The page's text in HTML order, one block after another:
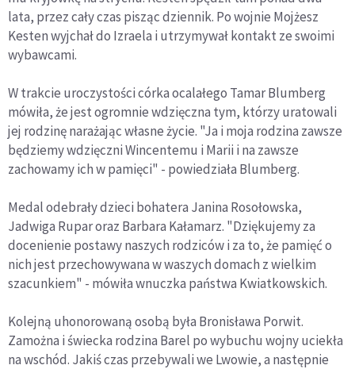
lata, przez cały czas pisząc dziennik. Po wojnie Mojżesz
Kesten wyjchał do Izraela i utrzymywał kontakt ze swoimi
wybawcami.
W trakcie uroczystości córka ocalałego Tamar Blumberg
mówiła, że jest ogromnie wdzięczna tym, którzy uratowali
jej rodzinę narażając własne życie. "Ja i moja rodzina zawsze
będziemy wdzięczni Wincentemu i Marii i na zawsze
zachowamy ich w pamięci" - powiedziała Blumberg.
Medal odebrały dzieci bohatera Janina Rosołowska,
Jadwiga Rupar oraz Barbara Kałamarz. "Dziękujemy za
docenienie postawy naszych rodziców i za to, że pamięć o
nich jest przechowywana w waszych domach z wielkim
szacunkiem" - mówiła wnuczka państwa Kwiatkowskich.
Kolejną uhonorowaną osobą była Bronisława Porwit.
Zamożna i świecka rodzina Barel po wybuchu wojny uciekła
na wschód. Jakiś czas przebywali we Lwowie, a następnie